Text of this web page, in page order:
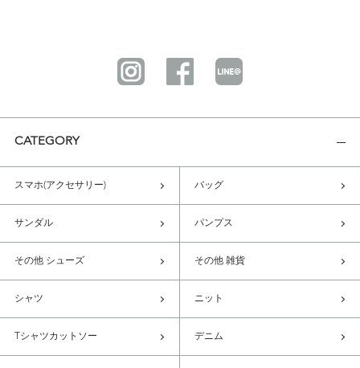
CATEGORY
スマホ(アクセサリー) バッグ
サンダル パンプス
その他 シューズ その他 雑貨
シャツ ニット
Tシャツカットソー デニム